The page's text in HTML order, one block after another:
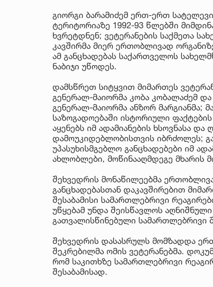
გიორგი ბარამიძემ ერთ-ერთ
ტერიტორიაზე 1992-93 წლებში
ხვრეტდნენ; ვეტერანების საქმეთა
კავშირმა მიერ ერთობლივად
ამ განცხადებას საქართველოს
ნაბიჯი უწოდეს.
დამსწრეთ სიტყვით მიმართეს
გენერალ-მაიორმა კობა კობალაძემ
გენერალ-მაიორმა ანზორ მარგიანმა;
საზოგადოებაში ისტორიული
აყენებს იმ ადამიანების ხსოვნასა
დამოუკიდებლობისთვის იბრძოლეს;
უპასუხისმგებლო განცხადებები იმ
ახლობლები, მოწინააღმდეგე მხარის
შეხვედრის მონაწილეებმა
განცხადებასთან დაკავშირებით
შესაბამისი სამართლებრივი
უწყებამ უნდა შეისწავლოს
გათვალისწინებული სამართლებრივი
შეხვედრის დასასრულს მომზადდა
შეკრებილმა ომის ვეტერანებმა.
რომ საკითხზე სამართლებრივი
შესაბამისად.